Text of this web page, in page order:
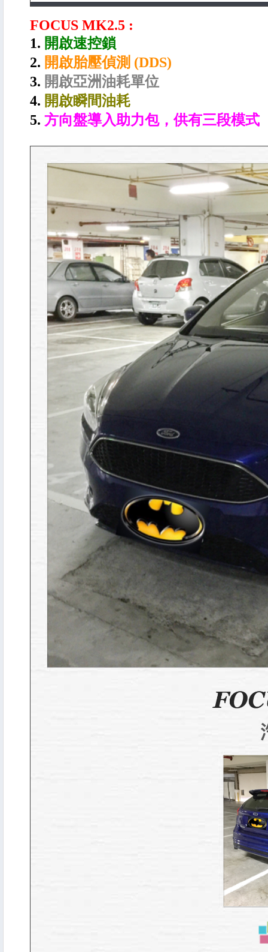
FOCUS MK2.5 :
1. 開啟速控鎖
2. 開啟胎壓偵測 (DDS)
3. 開啟亞洲油耗單位
4. 開啟瞬間油耗
5. 方向盤導入助力包，供有三段模式